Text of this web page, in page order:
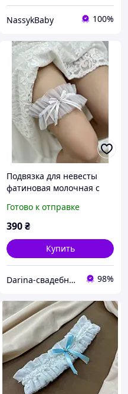
NassykBaby 100%
Подвязка для невесты
фатиновая молочная с
изумрудный, пудра,
голубой, синий, красный)
Готово к отправке
390₴
Купить
Darina-свадебные аксессуары для невесты 98%